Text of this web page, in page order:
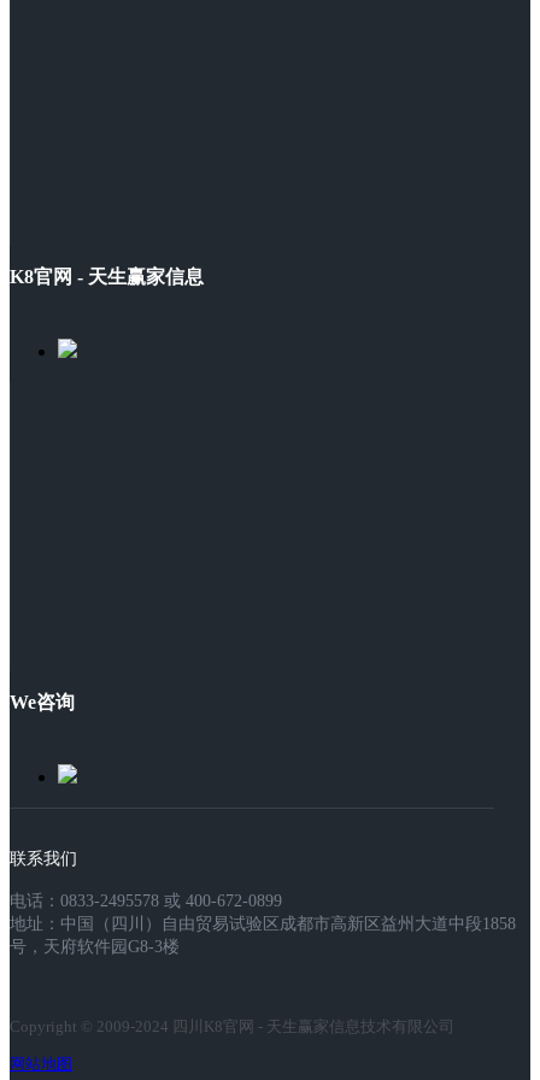
K8官网 - 天生赢家信息
We咨询
联系我们
电话：0833-2495578 或 400-672-0899
地址：中国（四川）自由贸易试验区成都市高新区益州大道中段1858
号，天府软件园G8-3楼
Copyright © 2009-2024 四川K8官网 - 天生赢家信息技术有限公司
网站地图